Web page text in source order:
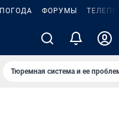
ПОГОДА ФОРУМЫ
Тюремная система и ее